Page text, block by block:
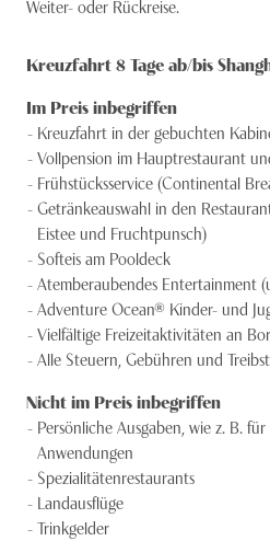
Weiter- oder Rückreise.
Kreuzfahrt 8 Tage ab/bis
Im Preis inbegriffen
Kreuzfahrt in der gebuchten
Vollpension im Hauptrestaurant
Frühstücksservice (Continental
Getränkeauswahl in den
Eistee und Fruchtpunsch)
Softeis am Pooldeck
Atemberaubendes Entertainment
Adventure Ocean® Kinder- und
Vielfältige Freizeitaktivitäten an
Alle Steuern, Gebühren und
Nicht im Preis inbegriffen
Persönliche Ausgaben, wie z. B.
Anwendungen
Spezialitätenrestaurants
Landausflüge
Trinkgelder